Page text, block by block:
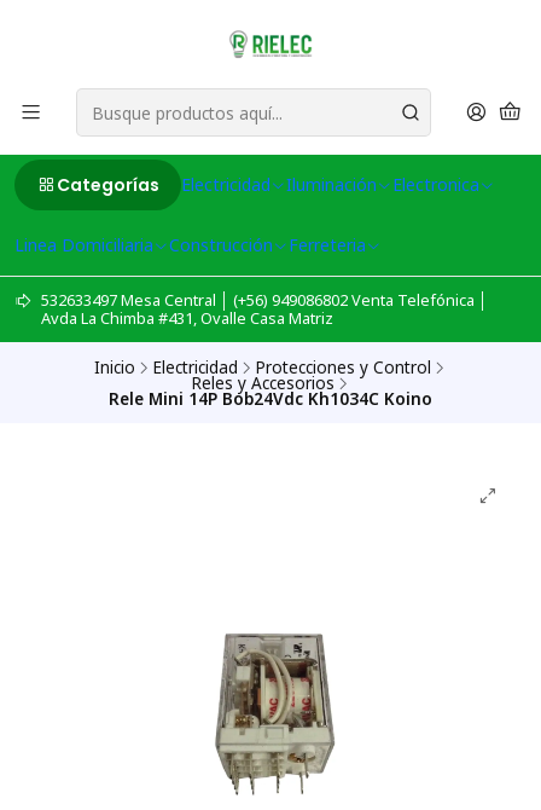
Categorías Electricidad Iluminación Electronica
Linea Domiciliaria Construcción Ferreteria
532633497 Mesa Central │ (+56) 949086802 Venta Telefónica │
Avda La Chimba #431, Ovalle Casa Matriz
Inicio Electricidad Protecciones y Control
Reles y Accesorios
Rele Mini 14P Bob24Vdc Kh1034C Koino